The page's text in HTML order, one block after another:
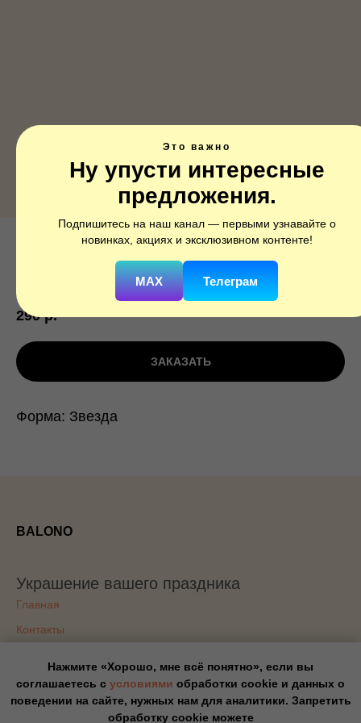
Это важно
Ну упусти интересные
предложения.
Подпишитесь на наш канал — первыми узнавайте о
новинках, акциях и эксклюзивном контенте!
MAX Телеграм
290 р.
ЗАКАЗАТЬ
Форма: Звезда
Нажмите «Хорошо, мне всё понятно», если вы
соглашаетесь с условиями обработки cookie и данных о
поведении на сайте, нужных нам для аналитики. Запретить
обработку cookie можете
BALONO
Украшение вашего праздника
Главная
Контакты
Блог
Политика конфиденциальности